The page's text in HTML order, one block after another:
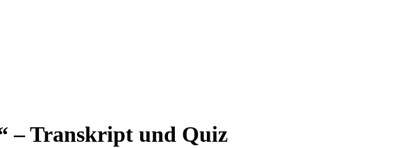
– Transkript und Quiz